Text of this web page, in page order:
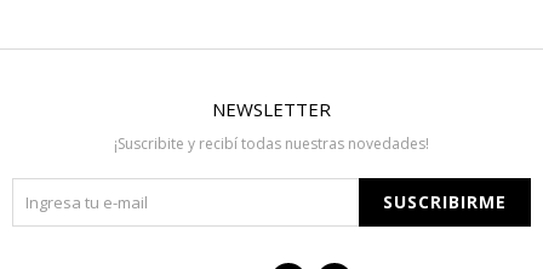
NEWSLETTER
¡Suscribite y recibí todas nuestras novedades!
SUSCRIBIRME